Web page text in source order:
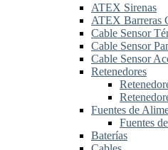
ATEX Sirenas
ATEX Barreras
Cable Sensor
Cable Sensor
Cable Sensor
Retenedores
Fuentes de
Fuentes
Baterías